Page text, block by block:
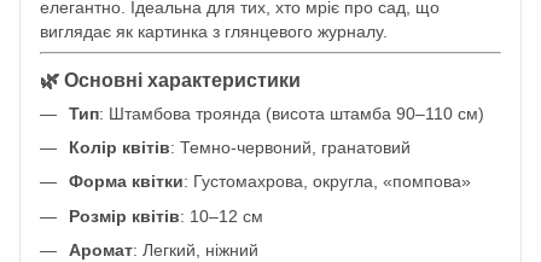
елегантно. Ідеальна для тих, хто мріє про сад, що
виглядає як картинка з глянцевого журналу.
🌿 Основні характеристики
Тип: Штамбова троянда (висота штамба 90–110 см)
Колір квітів: Темно-червоний, гранатовий
Форма квітки: Густомахрова, округла, «помпова»
Розмір квітів: 10–12 см
Аромат: Легкий, ніжний